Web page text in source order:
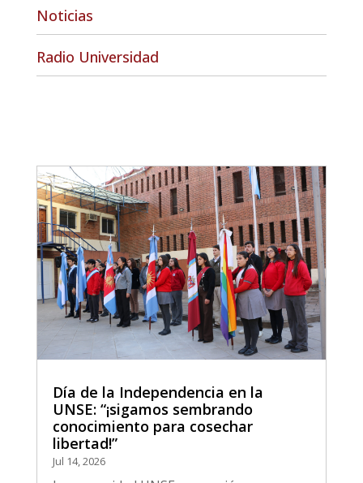
Noticias
Radio Universidad
Día de la Independencia en la
UNSE: “¡sigamos sembrando
conocimiento para cosechar
libertad!”
Jul 14, 2026